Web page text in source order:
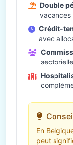
Double
vacances
Crédit-
avec
En
peut